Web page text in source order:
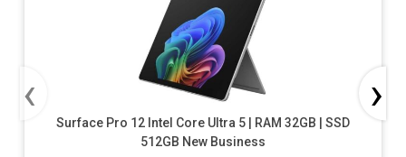
Surface Pro 12 Intel Core Ultra 5 | RAM 32GB | SSD
512GB New Business
‹ ›